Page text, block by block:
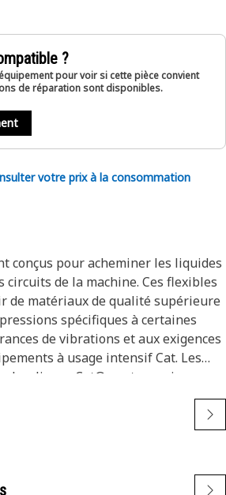
?
pour voir si cette pièce convient
de réparation sont disponibles.
votre prix à la consommation
conçus pour acheminer les liquides
circuits de la machine. Ces flexibles
de matériaux de qualité supérieure
spécifiques à certaines
de vibrations et aux exigences
à usage intensif Cat. Les
Cat® sont soumis aux
rigoureux du secteur. Chaque
et de raccords Cat® est testée en
un ajustement parfait
XT ES est conçue et fabriquée par
hydrauliques haute